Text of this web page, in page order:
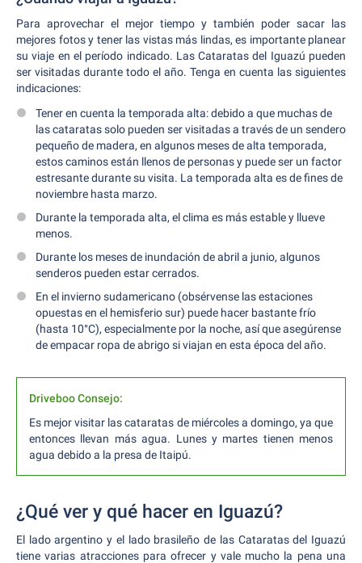
Para aprovechar el mejor tiempo y también poder sacar las
mejores fotos y tener las vistas más lindas, es importante planear
su viaje en el período indicado. Las Cataratas del Iguazú pueden
ser visitadas durante todo el año. Tenga en cuenta las siguientes
indicaciones:
Tener en cuenta la temporada alta: debido a que muchas de
las cataratas solo pueden ser visitadas a través de un sendero
pequeño de madera, en algunos meses de alta temporada,
estos caminos están llenos de personas y puede ser un factor
estresante durante su visita. La temporada alta es de fines de
noviembre hasta marzo.
Durante la temporada alta, el clima es más estable y llueve
menos.
Durante los meses de inundación de abril a junio, algunos
senderos pueden estar cerrados.
En el invierno sudamericano (obsérvense las estaciones
opuestas en el hemisferio sur) puede hacer bastante frío
(hasta 10°C), especialmente por la noche, así que asegúrense
de empacar ropa de abrigo si viajan en esta época del año.
Driveboo Consejo:
Es mejor visitar las cataratas de miércoles a domingo, ya que
entonces llevan más agua. Lunes y martes tienen menos
agua debido a la presa de Itaipú.
¿Qué ver y qué hacer en Iguazú?
El lado argentino y el lado brasileño de las Cataratas del Iguazú
tiene varias atracciones para ofrecer y vale mucho la pena una